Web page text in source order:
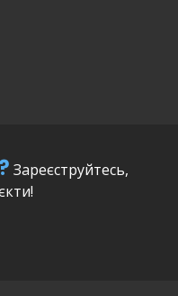
Зареєструйтесь,